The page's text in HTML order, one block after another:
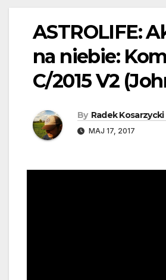
ASTROLIFE:
na niebie:
C/2015 V2
By Radek Kosarzycki
MAJ 17, 2017